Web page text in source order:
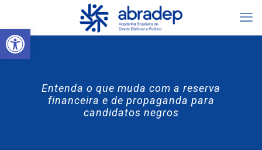
Abrir a barra de ferramentas
Entenda o que muda com a reserva
financeira e de propaganda para
candidatos negros